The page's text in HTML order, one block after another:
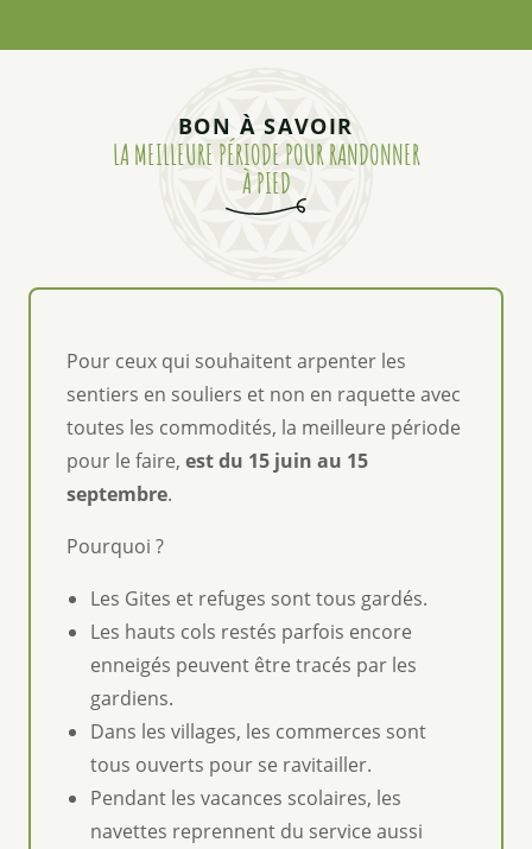
BON À SAVOIR
LA MEILLEURE PÉRIODE POUR RANDONNER
À PIED
Pour ceux qui souhaitent arpenter les
sentiers en souliers et non en raquette avec
toutes les commodités, la meilleure période
pour le faire, est du 15 juin au 15
septembre.
Pourquoi ?
Les Gites et refuges sont tous gardés.
Les hauts cols restés parfois encore
enneigés peuvent être tracés par les
gardiens.
Dans les villages, les commerces sont
tous ouverts pour se ravitailler.
Pendant les vacances scolaires, les
navettes reprennent du service aussi